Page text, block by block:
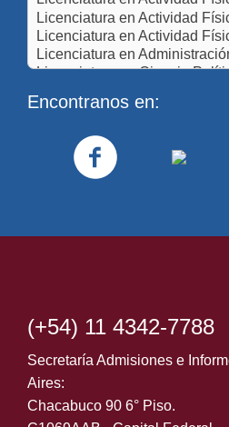
Encontranos en:
(+54) 11 4342-7788
Secretaría Admisiones e
Aires:
Chacabuco 90 6° Piso.